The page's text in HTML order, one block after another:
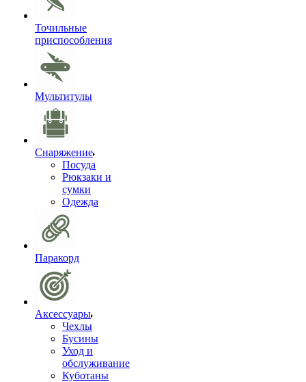
Точильные
приспособления
Мультитулы
Снаряжение
Посуда
Рюкзаки и
сумки
Одежда
Паракорд
Аксессуары
Чехлы
Бусины
Уход и
обслуживание
Куботаны